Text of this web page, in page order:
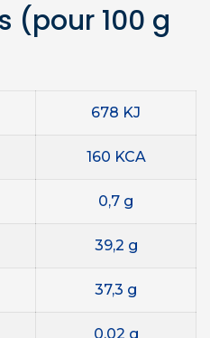
(pour 100 g
678 KJ
160 KCA
0,7 g
39,2 g
37,3 g
0.02 g